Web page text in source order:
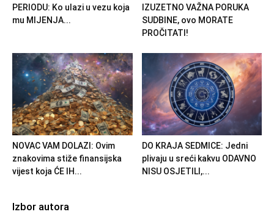
PERIODU: Ko ulazi u vezu koja
mu MIJENJA...
IZUZETNO VAŽNA PORUKA
SUDBINE, ovo MORATE
PROČITATI!
NOVAC VAM DOLAZI: Ovim
znakovima stiže finansijska
vijest koja ĆE IH...
DO KRAJA SEDMICE: Jedni
plivaju u sreći kakvu ODAVNO
NISU OSJETILI,...
Izbor autora